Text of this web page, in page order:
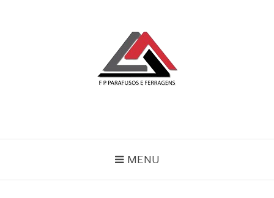
MENU